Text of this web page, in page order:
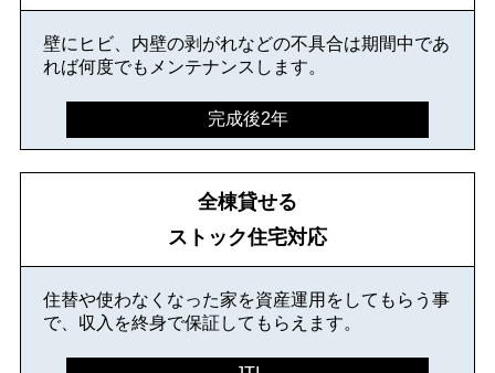
壁にヒビ、内壁の剥がれなどの不具合は期間中であ
れば何度でもメンテナンスします。
完成後2年
全棟貸せる
ストック住宅対応
住替や使わなくなった家を資産運用をしてもらう事
で、収入を終身で保証してもらえます。